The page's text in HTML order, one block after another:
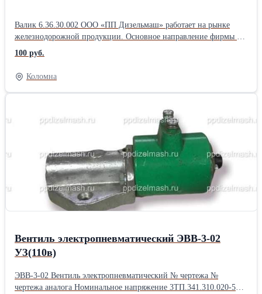
Валик 6.36.30.002 ООО «ПП Дизельмаш» работает на рынке
железнодорожной продукции. Основное направление фирмы –
комплексная поставка железнодорожного оборудования, а также
капитальный ремонт маневровых тепловозов серии ТГМ, ТЭМ.
ООО «ПП Дизельмаш» имеет возможность проводить ремонт
тепловозов и дизелей в заводских условиях, а также силами
выездной бригады по месту приписки тепловоза.
100 руб.
Коломна
Вентиль электропневматический ЭВВ-3-02
УЗ(110в)
ЭВВ-3-02 Вентиль электропневматический № чертежа №
чертежа аналога Номинальное напряжение 3ТП.341.310.020-5